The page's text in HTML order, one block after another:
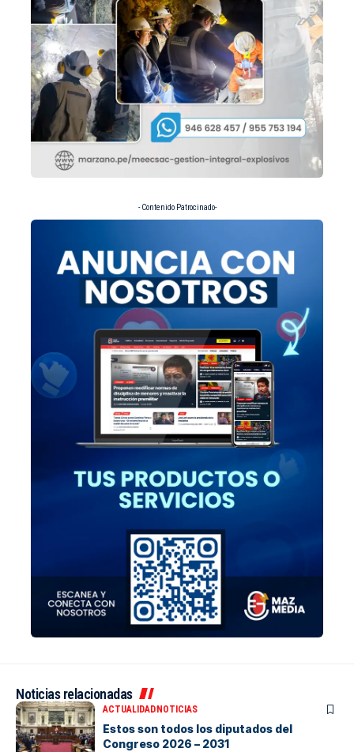
- Contenido Patrocinado-
Noticias relacionadas
ACTUALIDADNOTICIAS
Estos son todos los diputados del
Congreso 2026 – 2031